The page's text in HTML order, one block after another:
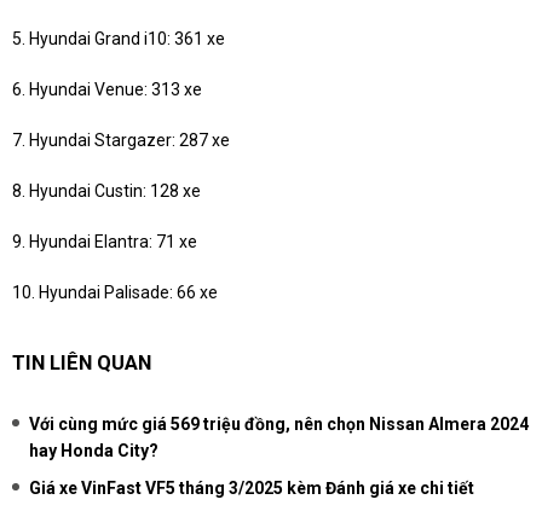
5. Hyundai Grand i10: 361 xe
6. Hyundai Venue: 313 xe
7. Hyundai Stargazer: 287 xe
8. Hyundai Custin: 128 xe
9. Hyundai Elantra: 71 xe
10. Hyundai Palisade: 66 xe
TIN LIÊN QUAN
Với cùng mức giá 569 triệu đồng, nên chọn Nissan Almera 2024
hay Honda City?
Giá xe VinFast VF5 tháng 3/2025 kèm Đánh giá xe chi tiết